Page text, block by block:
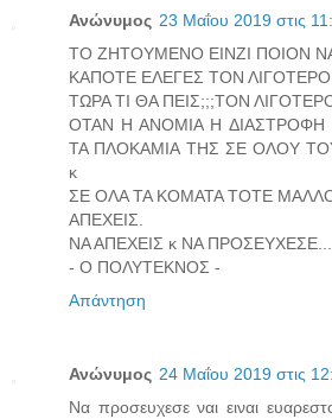
Ανώνυμος 23 Μαΐου 2019 στις
ΤΟ ΖΗΤΟΥΜΕΝΟ ΕΙΝΖΙ ΠΟΙΟΝ
ΚΑΠΟΤΕ ΕΛΕΓΕΣ ΤΟΝ ΛΙΓΟΤΕΡΟ
ΤΩΡΑ ΤΙ ΘΑ ΠΕΙΣ;;;ΤΟΝ
ΟΤΑΝ Η ΑΝΟΜΙΑ Η ΔΙΑΣΤΡΟΦΗ
ΤΑ ΠΛΟΚΑΜΙΑ ΤΗΣ ΣΕ ΟΛΟΥ
κ
ΣΕ ΟΛΑ ΤΑ ΚΟΜΑΤΑ ΤΟΤΕ
ΑΠΕΧΕΙΣ.
ΝΑ ΑΠΕΧΕΙΣ κ ΝΑ ΠΡΟΣΕΥΧΕΣΕ....
- Ο ΠΟΛΥΤΕΚΝΟΣ -
Απάντηση
Ανώνυμος 24 Μαΐου 2019 στις
Να προσευχεσε ναι ειναι